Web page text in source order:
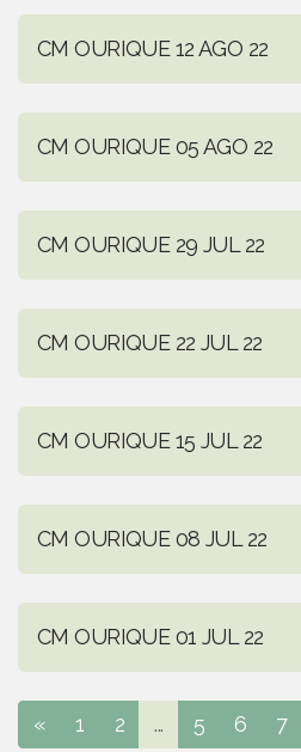
CM OURIQUE 12 AGO 22
CM OURIQUE 05 AGO 22
CM OURIQUE 29 JUL 22
CM OURIQUE 22 JUL 22
CM OURIQUE 15 JUL 22
CM OURIQUE 08 JUL 22
CM OURIQUE 01 JUL 22
« 1 2 ... 5 6 7